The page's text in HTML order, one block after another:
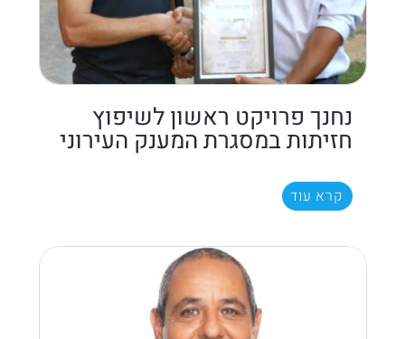
נחנך פרויקט ראשון לשיפוץ
חזיתות במסגרת המענק העירוני
קרא עוד